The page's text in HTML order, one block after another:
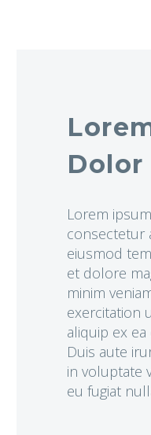
Dolor
Lorem
consectetur
eiusmod
et dolore
minim
exercitation
aliquip ex
Duis aute
in voluptate
eu fugiat